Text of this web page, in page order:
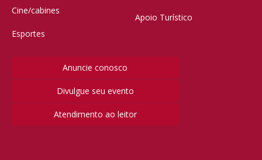
Cine/cabines
Esportes
Apoio Turístico
Anuncie conosco
Divulgue seu evento
Atendimento ao leitor